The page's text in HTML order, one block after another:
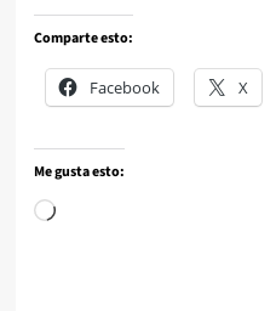
Comparte esto:
Facebook X
Me gusta esto: